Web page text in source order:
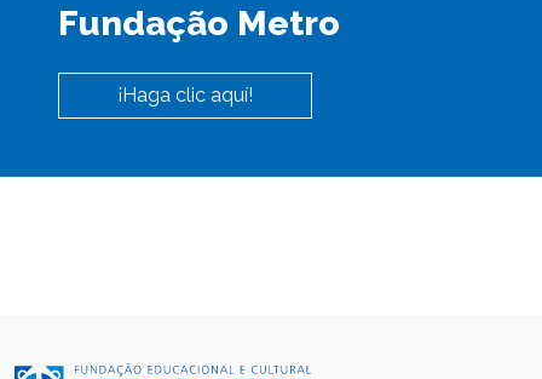
Fundação Metro
¡Haga clic aquí!